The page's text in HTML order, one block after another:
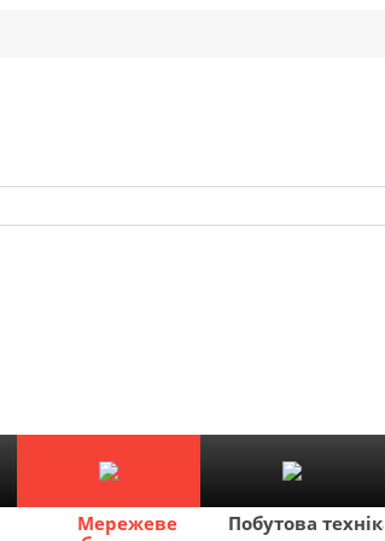
Мережеве
Побутова техніка